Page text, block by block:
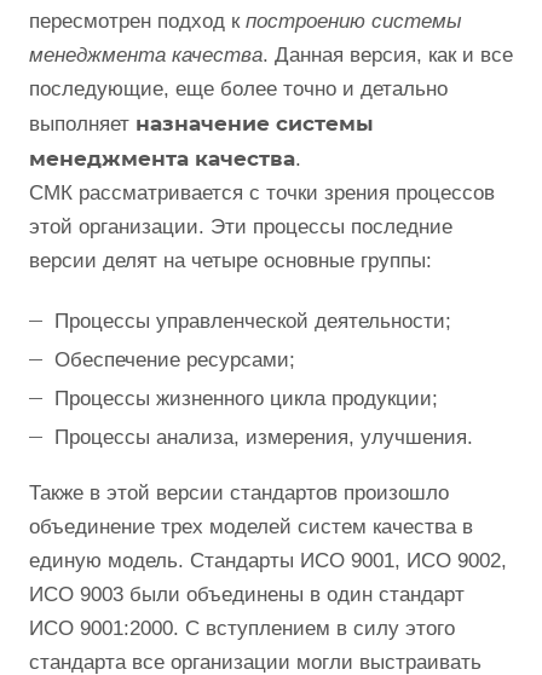
пересмотрен подход к построению системы
менеджмента качества. Данная версия, как и все
последующие, еще более точно и детально
выполняет назначение системы
менеджмента качества.
СМК рассматривается с точки зрения процессов
этой организации. Эти процессы последние
версии делят на четыре основные группы:
Процессы управленческой деятельности;
Обеспечение ресурсами;
Процессы жизненного цикла продукции;
Процессы анализа, измерения, улучшения.
Также в этой версии стандартов произошло
объединение трех моделей систем качества в
единую модель. Стандарты ИСО 9001, ИСО 9002,
ИСО 9003 были объединены в один стандарт
ИСО 9001:2000. С вступлением в силу этого
стандарта все организации могли выстраивать